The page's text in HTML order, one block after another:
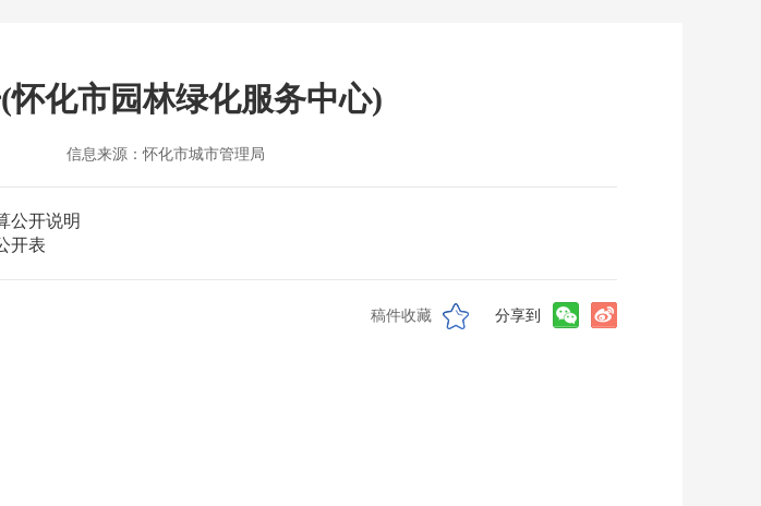
怀化市园林绿化服务中心)
信息来源：怀化市城市管理局
公开说明
开表
稿件收藏 分享到